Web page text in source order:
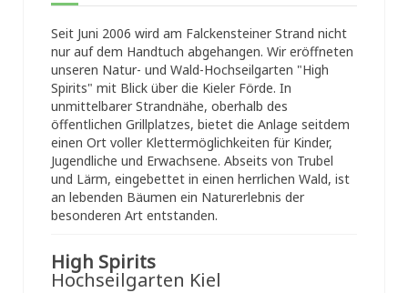
Seit Juni 2006 wird am Falckensteiner Strand nicht
nur auf dem Handtuch abgehangen. Wir eröffneten
unseren Natur- und Wald-Hochseilgarten "High
Spirits" mit Blick über die Kieler Förde. In
unmittelbarer Strandnähe, oberhalb des
öffentlichen Grillplatzes, bietet die Anlage seitdem
einen Ort voller Klettermöglichkeiten für Kinder,
Jugendliche und Erwachsene. Abseits von Trubel
und Lärm, eingebettet in einen herrlichen Wald, ist
an lebenden Bäumen ein Naturerlebnis der
besonderen Art entstanden.
High Spirits
Hochseilgarten Kiel